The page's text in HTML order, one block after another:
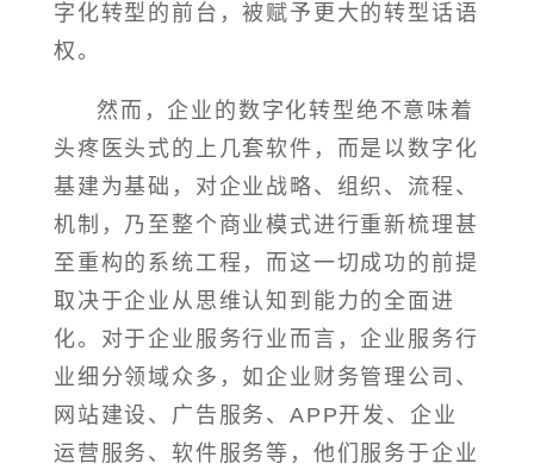
字化转型的前台，被赋予更大的转型话语
权。
然而，企业的数字化转型绝不意味着
头疼医头式的上几套软件，而是以数字化
基建为基础，对企业战略、组织、流程、
机制，乃至整个商业模式进行重新梳理甚
至重构的系统工程，而这一切成功的前提
取决于企业从思维认知到能力的全面进
化。对于企业服务行业而言，企业服务行
业细分领域众多，如企业财务管理公司、
网站建设、广告服务、APP开发、企业
运营服务、软件服务等，他们服务于企业